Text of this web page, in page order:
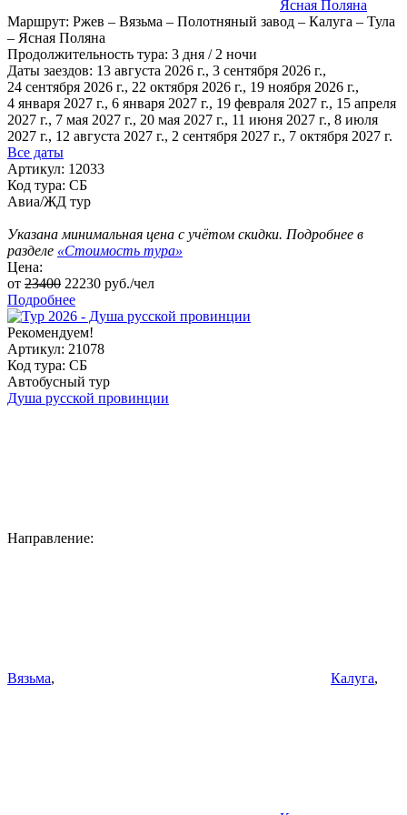
Ясная Поляна
Маршрут: Ржев – Вязьма – Полотняный завод – Калуга – Тула
– Ясная Поляна
Продолжительность тура: 3 дня / 2 ночи
Даты заездов: 13 августа 2026 г., 3 сентября 2026 г.,
24 сентября 2026 г., 22 октября 2026 г., 19 ноября 2026 г.,
4 января 2027 г., 6 января 2027 г., 19 февраля 2027 г., 15 апреля
2027 г., 7 мая 2027 г., 20 мая 2027 г., 11 июня 2027 г., 8 июля
2027 г., 12 августа 2027 г., 2 сентября 2027 г., 7 октября 2027 г.
Все даты
Артикул: 12033
Код тура: СБ
Авиа/ЖД тур
Указана минимальная цена с учётом скидки. Подробнее в
разделе «Стоимость тура»
Цена:
от 23400 22230 руб./чел
Подробнее
Рекомендуем!
Артикул: 21078
Код тура: СБ
Автобусный тур
Душа русской провинции
Направление:
Вязьма, Калуга,